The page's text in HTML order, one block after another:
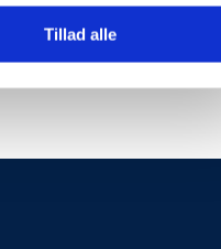
Tillad alle